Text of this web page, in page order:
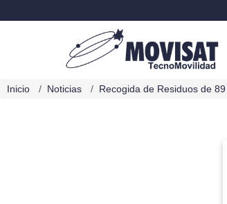
Inicio Noticias Recogida de Residuos de